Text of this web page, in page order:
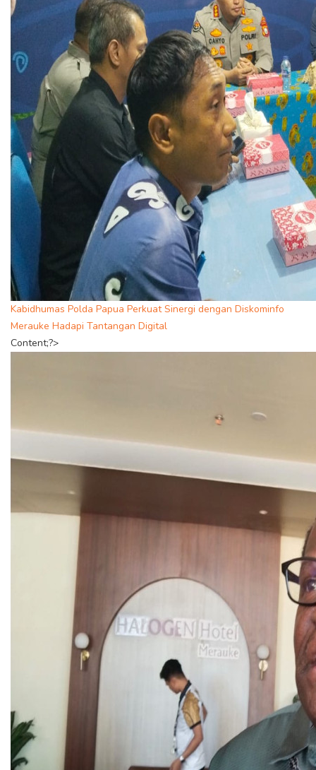
Kabidhumas Polda Papua Perkuat Sinergi dengan Diskominfo
Merauke Hadapi Tantangan Digital
Content;?>